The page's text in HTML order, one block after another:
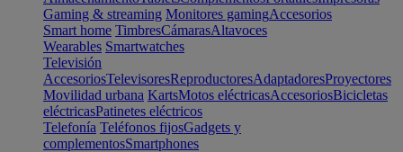
Gaming & streaming Monitores gamingAccesorios
Smart home TimbresCámarasAltavoces
Wearables Smartwatches
Televisión
AccesoriosTelevisoresReproductoresAdaptadoresProyectores
Movilidad urbana KartsMotos eléctricasAccesoriosBicicletas
eléctricasPatinetes eléctricos
Telefonía Teléfonos fijosGadgets y
complementosSmartphones